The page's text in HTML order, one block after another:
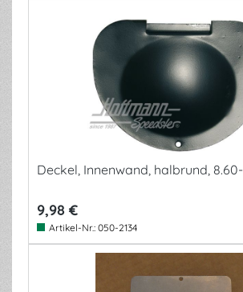
Deckel, Innenwand, halbrund, 8.60-
9,98 €
Artikel-Nr.: 050-2134